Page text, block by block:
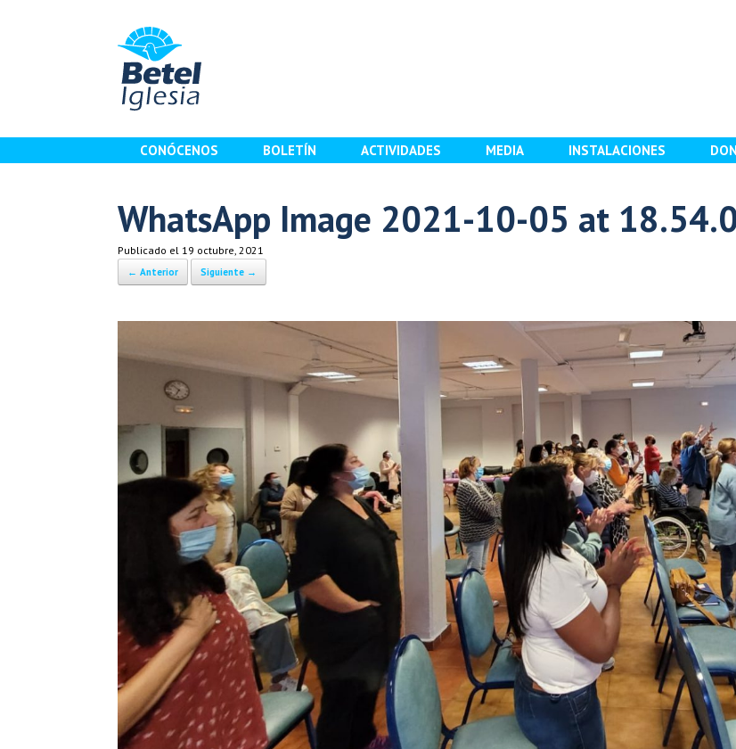
CONÓCENOS BOLETÍN ACTIVIDADES MEDIA INSTALACIONES
WhatsApp Image 2021-10-05 at
Publicado el 19 octubre, 2021
← Anterior Siguiente →